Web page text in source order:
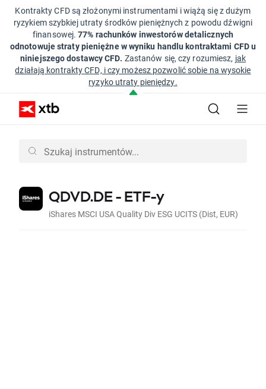
Kontrakty CFD są złożonymi instrumentami i wiążą się z dużym
ryzykiem szybkiej utraty środków pieniężnych z powodu dźwigni
finansowej.77% rachunków inwestorów detalicznych
odnotowuje straty pieniężne w wyniku handlu kontraktami CFD u
niniejszego dostawcy CFD. Zastanów się, czy rozumiesz, jak
działają kontrakty CFD, i czy możesz pozwolić sobie na wysokie
ryzyko utraty pieniędzy.
QDVD.DE - ETF-y
iShares MSCI USA Quality Div ESG UCITS (Dist, EUR)